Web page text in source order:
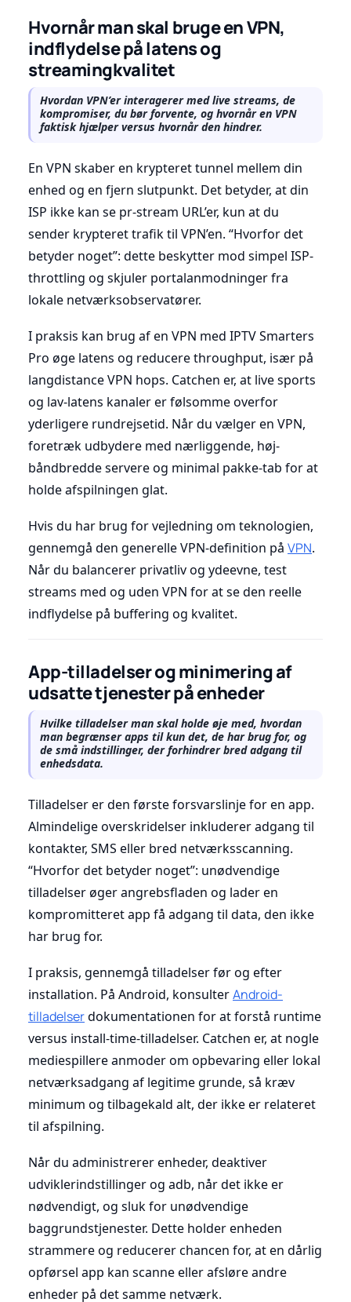
Hvornår man skal bruge en VPN,
indflydelse på latens og
streamingkvalitet
Hvordan VPN’er interagerer med live streams, de
kompromiser, du bør forvente, og hvornår en VPN
faktisk hjælper versus hvornår den hindrer.
En VPN skaber en krypteret tunnel mellem din
enhed og en fjern slutpunkt. Det betyder, at din
ISP ikke kan se pr-stream URL’er, kun at du
sender krypteret trafik til VPN’en. “Hvorfor det
betyder noget”: dette beskytter mod simpel ISP-
throttling og skjuler portalanmodninger fra
lokale netværksobservatører.
I praksis kan brug af en VPN med IPTV Smarters
Pro øge latens og reducere throughput, især på
langdistance VPN hops. Catchen er, at live sports
og lav-latens kanaler er følsomme overfor
yderligere rundrejsetid. Når du vælger en VPN,
foretræk udbydere med nærliggende, høj-
båndbredde servere og minimal pakke-tab for at
holde afspilningen glat.
Hvis du har brug for vejledning om teknologien,
gennemgå den generelle VPN-definition på VPN.
Når du balancerer privatliv og ydeevne, test
streams med og uden VPN for at se den reelle
indflydelse på buffering og kvalitet.
App-tilladelser og minimering af
udsatte tjenester på enheder
Hvilke tilladelser man skal holde øje med, hvordan
man begrænser apps til kun det, de har brug for, og
de små indstillinger, der forhindrer bred adgang til
enhedsdata.
Tilladelser er den første forsvarslinje for en app.
Almindelige overskridelser inkluderer adgang til
kontakter, SMS eller bred netværksscanning.
“Hvorfor det betyder noget”: unødvendige
tilladelser øger angrebsfladen og lader en
kompromitteret app få adgang til data, den ikke
har brug for.
I praksis, gennemgå tilladelser før og efter
installation. På Android, konsulterAndroid-
tilladelserdokumentationen for at forstå runtime
versus install-time-tilladelser. Catchen er, at nogle
mediespillere anmoder om opbevaring eller lokal
netværksadgang af legitime grunde, så kræv
minimum og tilbagekald alt, der ikke er relateret
til afspilning.
Når du administrerer enheder, deaktiver
udviklerindstillinger og adb, når det ikke er
nødvendigt, og sluk for unødvendige
baggrundstjenester. Dette holder enheden
strammere og reducerer chancen for, at en dårlig
opførsel app kan scanne eller afsløre andre
enheder på det samme netværk.